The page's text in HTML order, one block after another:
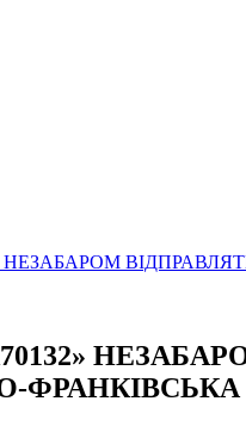
НЕЗАБАРОМ
ФРАНКІВСЬКА